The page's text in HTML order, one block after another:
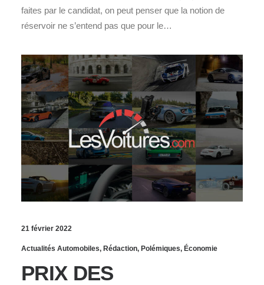
faites par le candidat, on peut penser que la notion de
réservoir ne s’entend pas que pour le…
21 février 2022
Actualités Automobiles, Rédaction, Polémiques, Économie
PRIX DES